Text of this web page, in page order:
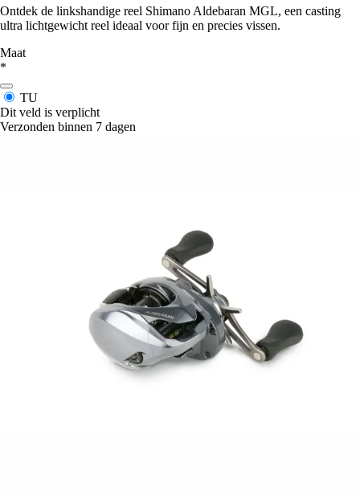
Ontdek de linkshandige reel Shimano Aldebaran MGL, een casting
ultra lichtgewicht reel ideaal voor fijn en precies vissen.
Maat
*
TU
Dit veld is verplicht
Verzonden binnen 7 dagen